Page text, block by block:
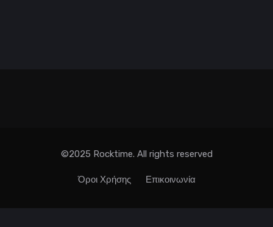
©2025 Rocktime. All rights reserved
Όροι Χρήσης Επικοινωνία